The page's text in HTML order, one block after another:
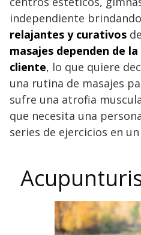
independiente brindando
relajantes y curativos
masajes dependen de
cliente, lo que quiere
una rutina de masajes
sufre una atrofia
que necesita una
series de ejercicios en